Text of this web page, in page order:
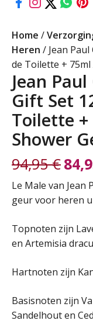
Home /
Heren / Jean
de Toilette + 75ml
Jean
Gift Set
Toilette
Shower
94,95€
prijs
was:
94,95 €.
Huidige
prijs
is:
84,95 €.
Le Male van Jean
geur voor heren
Topnoten zijn
en Artemisia
Hartnoten zijn
Basisnoten zijn
Sandelhout en